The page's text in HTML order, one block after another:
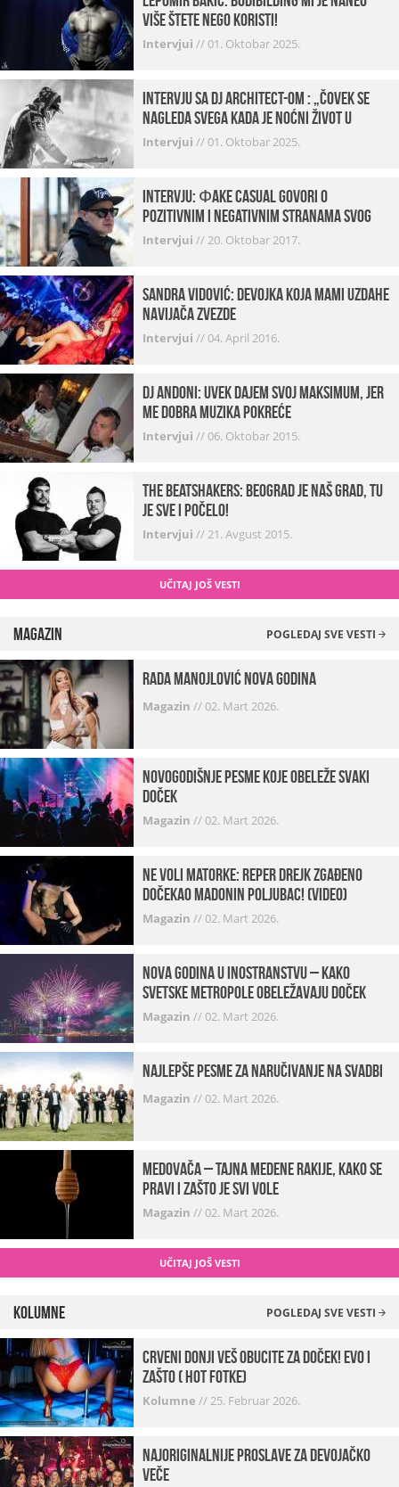
više štete nego koristi!
Intervjui //01. Oktobar 2025.
Intervju sa DJ Architect-om : „Čovek se
nagleda svega kada je noćni život u
pitanju. U klubovima najmanje vidim
Intervjui //01. Oktobar 2025.
INTERVJU: Фake Casual govori o
pozitivnim i negativnim stranama svog
posla, počecima, omiljenim mestima …
Intervjui //20. Oktobar 2017.
Sandra Vidović: devojka koja mami uzdahe
navijača Zvezde
Intervjui //04. April 2016.
Dj Andoni: Uvek dajem svoj maksimum, jer
me dobra muzika pokreće
Intervjui //06. Oktobar 2015.
The Beatshakers: Beograd je naš grad, tu
je sve i počelo!
Intervjui //21. Avgust 2015.
UČITAJ JOŠ VESTI
Magazin POGLEDAJ SVE VESTI
Rada Manojlović Nova godina
Magazin //02. Mart 2026.
Novogodišnje pesme koje obeleže svaki
Doček
Magazin //02. Mart 2026.
Ne voli matorke: Reper Drejk zgađeno
dočekao Madonin poljubac! (VIDEO)
Magazin //02. Mart 2026.
Nova godina u inostranstvu – kako
svetske metropole obeležavaju doček
Magazin //02. Mart 2026.
Najlepše pesme za naručivanje na svadbi
Magazin //02. Mart 2026.
Medovača – tajna medene rakije, kako se
pravi i zašto je svi vole
Magazin //02. Mart 2026.
UČITAJ JOŠ VESTI
Kolumne POGLEDAJ SVE VESTI
Crveni donji veš obucite za doček! Evo i
zašto ( hot fotke)
Kolumne //25. Februar 2026.
Najoriginalnije proslave za devojačko
veče